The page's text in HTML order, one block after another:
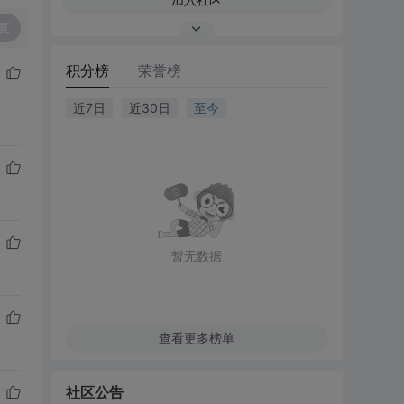
积分榜 荣誉榜
近7日 近30日 至今
暂无数据
查看更多榜单
社区公告